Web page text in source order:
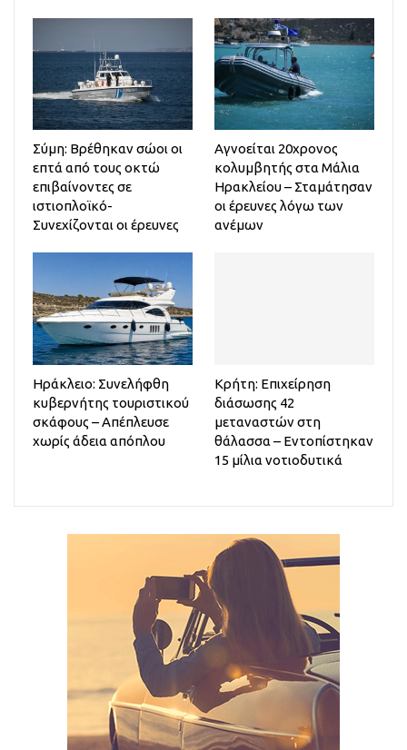
Σύμη: Βρέθηκαν σώοι οι
επτά από τους οκτώ
επιβαίνοντες σε
ιστιοπλοϊκό-
Συνεχίζονται οι έρευνες
Αγνοείται 20χρονος
κολυμβητής στα Μάλια
Ηρακλείου – Σταμάτησαν
οι έρευνες λόγω των
ανέμων
Ηράκλειο: Συνελήφθη
κυβερνήτης τουριστικού
σκάφους – Απέπλευσε
χωρίς άδεια απόπλου
Κρήτη: Επιχείρηση
διάσωσης 42
μεταναστών στη
θάλασσα – Εντοπίστηκαν
15 μίλια νοτιοδυτικά